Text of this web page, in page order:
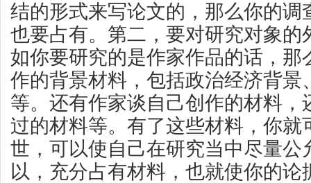
结的形式来写论文的，那么你的调
也要占有。第二，要对研究对象的
如你要研究的是作家作品的话，那
作的背景材料，包括政治经济背景
等。还有作家谈自己创作的材料，
过的材料等。有了这些材料，你就
世，可以使自己在研究当中尽量公
以，充分占有材料，也就使你的论